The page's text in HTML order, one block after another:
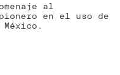
al
en el uso de